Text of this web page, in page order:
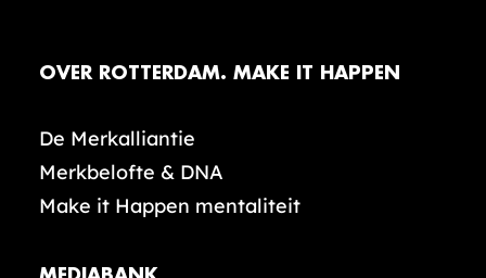
OVER ROTTERDAM. MAKE IT HAPPEN
De Merkalliantie
Merkbelofte & DNA
Make it Happen mentaliteit